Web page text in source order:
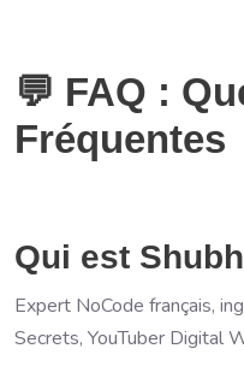
💬 FAQ :
Fréquentes
Qui est
Expert NoCode français,
Secrets, YouTuber Digital